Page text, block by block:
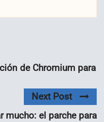
de Chromium para
Next Post
mucho: el parche para